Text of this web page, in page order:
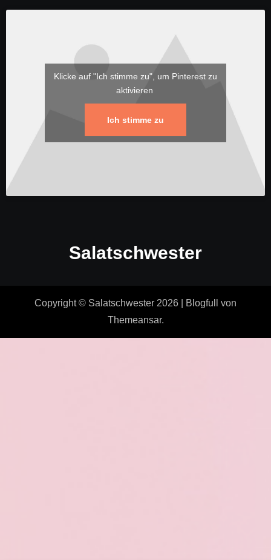
Klicke auf "Ich stimme zu", um Pinterest zu
aktivieren
Ich stimme zu
Salatschwester
Copyright © Salatschwester 2026 Blogfull
von
Themeansar.